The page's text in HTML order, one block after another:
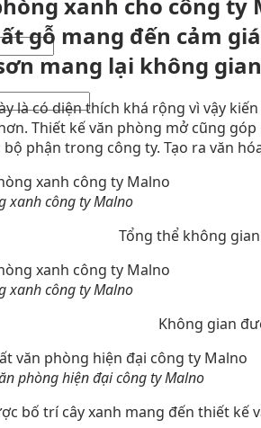
gỗ mang đến cảm
mang lại không
là có diện thích khá rộng vì vậy
Thiết kế văn phòng mở cũng
phận trong công ty. Tạo ra văn
xanh công ty Malno
Tổng thể không
xanh công ty Malno
Không gian
phòng hiện đại công ty Malno
bố trí cây xanh mang đến thiết kế